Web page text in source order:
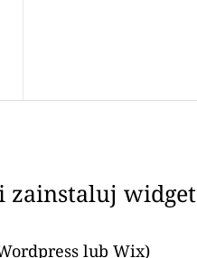
zainstaluj widget
lub Wix)